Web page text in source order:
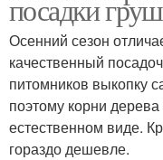
посадки
Осенний сезон
качественный
питомников выкопку
поэтому корни
естественном виде.
гораздо дешевле.